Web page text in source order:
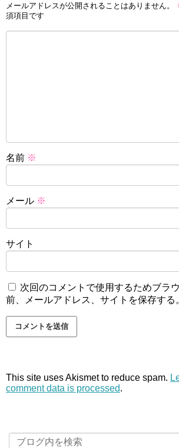
メールアドレスが公開されることはありません。
須項目です
名前 ※
メール ※
サイト
次回のコメントで使用するためブラ
前、メールアドレス、サイトを保存する
This site uses Akismet to reduce spam.
comment data is processed.